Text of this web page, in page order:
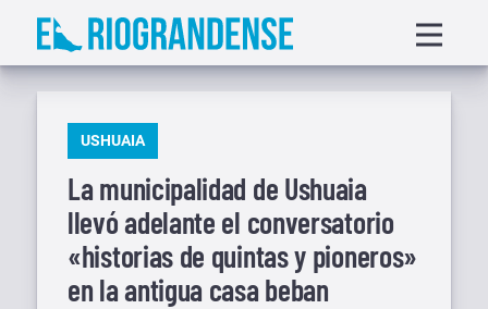
Saltar
menu
PUBLICADO
USHUAIA
La municipalidad de Ushuaia
llevó adelante el conversatorio
«historias de quintas y pioneros»
en la antigua casa beban